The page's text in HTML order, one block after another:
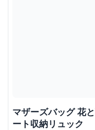
マザーズバッグ 花
ート収納リュック